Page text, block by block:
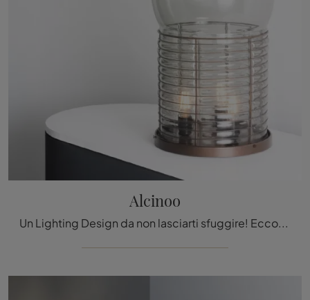
Alcinoo
Un Lighting Design da non lasciarti sfuggire! Eccoti la lampada da tavolo Alcinoo di Artemide.